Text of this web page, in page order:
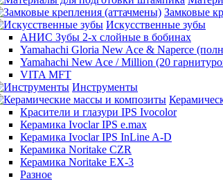
Замковые
Искусственные зубы
АНИС Зубы 2-х слойные в бобинах
Yamahachi Gloria New Ace & Naperce
Yamahachi New Ace / Million (20
VITA MFT
Инструменты
Красители и глазури IPS Ivocolor
Керамика Ivoclar IPS e.max
Керамика Ivoclar IPS InLine A-D
Керамика Noritake CZR
Керамика Noritake EX-3
Разное